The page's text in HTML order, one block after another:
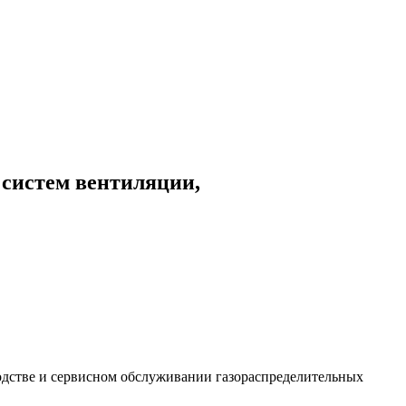
вентиляции,
и сервисном обслуживании газораспределительных